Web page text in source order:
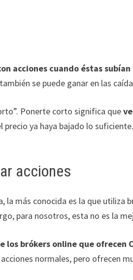
acciones cuando éstas
se puede ganar en las
Ponerte corto significa que
precio ya haya bajado lo
acciones
la más conocida es la que utiliza
para nosotros, esta no es la
los brókers online que ofrecen
normales, pero ofrecen